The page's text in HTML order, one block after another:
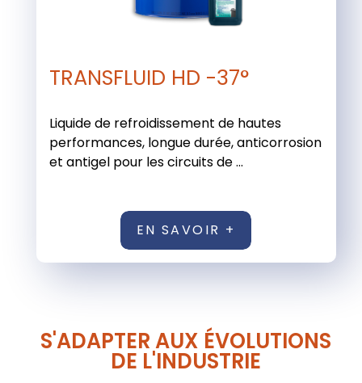
TRANSFLUID HD -37°
Liquide de refroidissement de hautes
performances, longue durée, anticorrosion
et antigel pour les circuits de ...
EN SAVOIR +
S'ADAPTER AUX ÉVOLUTIONS
DE L'INDUSTRIE